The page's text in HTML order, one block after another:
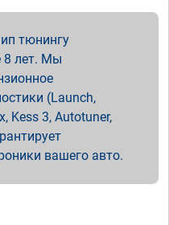
тюнингу
8 лет. Мы
(Launch,
Kess 3, Autotuner,
вашего авто.